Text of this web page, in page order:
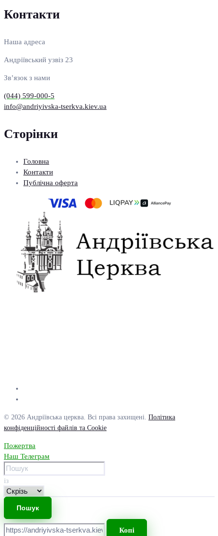
Контакти
Наша адреса
Андріївський узвіз 23
Зв’язок з нами
(044) 599-000-5
info@andriyivska-tserkva.kiev.ua
Сторінки
Головна
Контакти
Публічна оферта
© 2026 Андріївська церква. Всі права захищені. Політика
конфіденційності файлів та Cookie
Пожертва
Наш Телеграм
із
Копі